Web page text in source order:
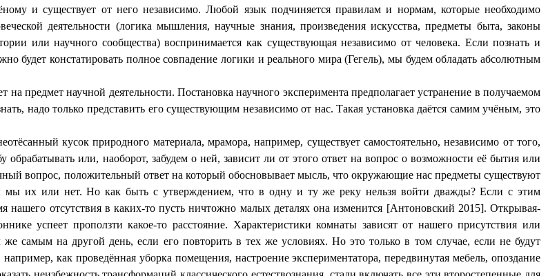
и существует от него независимо. Любой язык подчиняется правилам и нормам, которые необходимо
деятельности (логика мышления, научные знания, произведения искусства, предметы быта, законы
или научного сообщества) воспринимается как существующая независимо от человека. Если познать и
будет констатировать полное совпадение логики и реального мира (Гегель), мы будем обладать абсолютным
предмет научной деятельности. Постановка научного эксперимента предполагает устранение в получаемом
надо только представить его существующим независимо от нас. Такая установка даётся самим учёным, это
кусок природного материала, мрамора, например, существует самостоятельно, независимо от того,
или, наоборот, забудем о ней, зависит ли от этого ответ на вопрос о возможности её бытия или
вопрос, положительный ответ на который обосновывает мысль, что окружающие нас предметы существуют
мы их или нет. Но как быть с утверждением, что в одну и ту же реку нельзя войти дважды? Если с этим
нашего отсутствия в каких-то пусть ничтожно малых деталях она изменится [Антоновский 2015]. Открывая-
успеет проползти какое-то расстояние. Характеристики комнаты зависят от нашего присутствия или
же самым на другой день, если его повторить в тех же условиях. Но это только в том случае, если не будут
как проведённая уборка помещения, настроение экспериментатора, передвинутая мебель, опоздание